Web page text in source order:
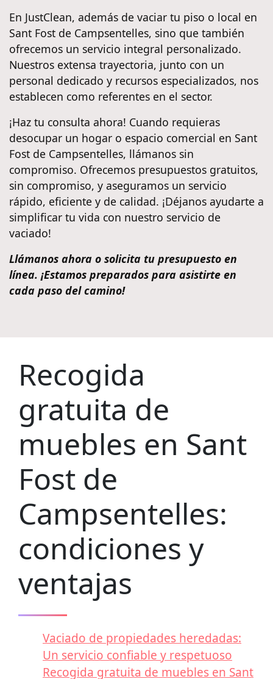
En JustClean, además de vaciar tu piso o local en
Sant Fost de Campsentelles, sino que también
ofrecemos un servicio integral personalizado.
Nuestros extensa trayectoria, junto con un
personal dedicado y recursos especializados, nos
establecen como referentes en el sector.
¡Haz tu consulta ahora! Cuando requieras
desocupar un hogar o espacio comercial en Sant
Fost de Campsentelles, llámanos sin
compromiso. Ofrecemos presupuestos gratuitos,
sin compromiso, y aseguramos un servicio
rápido, eficiente y de calidad. ¡Déjanos ayudarte a
simplificar tu vida con nuestro servicio de
vaciado!
Llámanos ahora o solicita tu presupuesto en
línea. ¡Estamos preparados para asistirte en
cada paso del camino!
Recogida
gratuita de
muebles en Sant
Fost de
Campsentelles:
condiciones y
ventajas
Vaciado de propiedades heredadas:
Un servicio confiable y respetuoso
Recogida gratuita de muebles en Sant